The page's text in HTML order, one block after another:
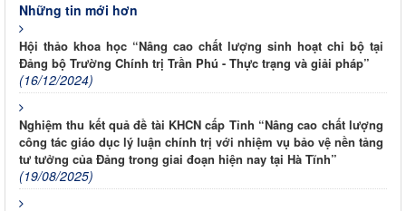
Những tin mới hơn
Hội thảo khoa học “Nâng cao chất lượng sinh hoạt chi bộ tại
Đảng bộ Trường Chính trị Trần Phú - Thực trạng và giải pháp”
(16/12/2024)
Nghiệm thu kết quả đề tài KHCN cấp Tỉnh “Nâng cao chất lượng
công tác giáo dục lý luận chính trị với nhiệm vụ bảo vệ nền tảng
tư tưởng của Đảng trong giai đoạn hiện nay tại Hà Tĩnh”
(19/08/2025)